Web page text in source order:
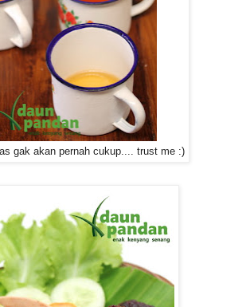
gak akan pernah cukup.... trust me :)